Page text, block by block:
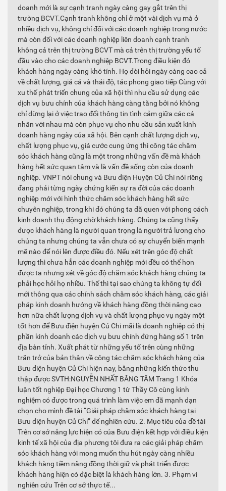
doanh mới là sự cạnh tranh ngày càng gay gắt trên thị
trường BCVT.Cạnh tranh không chỉ ở một vài dịch vụ mà ở
nhiều dịch vụ, không chỉ đối với các doanh nghiệp trong nước
mà còn đối với các doanh nghiệp liên doanh cạnh tranh
không cả trên thị trường BCVT mà cả trên thị trường yếu tố
đầu vào cho các doanh nghiệp BCVT.Trong điều kiện đó
khách hàng ngày càng khó tính. Họ đòi hỏi ngày càng cao cả
về chất lượng, giá cả và thái độ, tác phong giao tiếp Cùng với
xu thế phát triển chung của xã hội thì nhu cầu sử dụng các
dịch vụ bưu chính của khách hàng càng tăng bởi nó không
chỉ dừng lại ở việc trao đổi thông tin tình cảm giữa các cá
nhân với nhau mà còn phục vụ cho nhu cầu sản xuất kinh
doanh hàng ngày của xã hội. Bên cạnh chất lượng dịch vụ,
chất lượng phục vụ, giá cước cung ứng thì công tác chăm
sóc khách hàng cũng là một trong những vấn đề mà khách
hàng hết sức quan tâm và là vấn đề sống còn của doanh
nghiệp. VNPT nói chung và Bưu điện Huyện Củ Chi nói riêng
đang phải từng ngày chứng kiến sự ra đời của các doanh
nghiệp mới với hình thức chăm sóc khách hàng hết sức
chuyên nghiệp, trong khi đó chúng ta đã quen với phong cách
kinh doanh thụ động chờ khách hàng. Chúng ta cũng thấy
được khách hàng là người quan trọng là người trả lương cho
chúng ta nhưng chúng ta vẫn chưa có sự chuyển biến mạnh
mẽ nào để nói lên được điều đó. Nếu xét trên góc độ chất
lượng thì chưa hẳn các doanh nghiệp mới đều có thể hơn
được ta nhưng xét về góc độ chăm sóc khách hàng chúng ta
phải học hỏi họ nhiều. Thế thì tại sao chúng ta không tự đổi
mới thông qua các chính sách chăm sóc khách hàng, các giải
pháp kinh doanh hướng về khách hàng đồng thời nâng cao
hơn nữa chất lượng dịch vụ và chất lượng phục vụ ngày một
tốt hơn để Bưu điện huyện Củ Chi mãi là doanh nghiệp có thị
phần kinh doanh các dịch vụ bưu chính đứng hàng số 1 trên
địa bàn tỉnh. Xuất phát từ những yếu tố trên cùng những
trăn trở của bản thân về công tác chăm sóc khách hàng của
Bưu điện huyện Củ Chi hiện nay, bằng những kiến thức thu
thập được SVTH:NGUYỄN NHẤT BĂNG TÂM Trang 1 Khóa
luận tốt nghiệp Đại học Chương 1 từ Thầy Cô cùng kinh
nghiệm có được trong quá trình làm việc em đã mạnh dạn
chọn cho mình đề tài “Giải pháp chăm sóc khách hàng tại
Bưu điện huyện Củ Chi” để nghiên cứu. 2. Mục tiêu của đề tài
Trên cơ sở năng lực hiện có của Bưu điện kết hợp với điều kiện
kinh tế xã hội của địa phương tôi đưa ra các giải pháp chăm
sóc khách hàng với mong muốn thu hút ngày càng nhiều
khách hàng tiềm năng đồng thời giữ và phát triển được
khách hàng hiện có đặc biệt là khách hàng lớn. 3. Phạm vi
nghiên cứu Trên cơ sở thực tế...